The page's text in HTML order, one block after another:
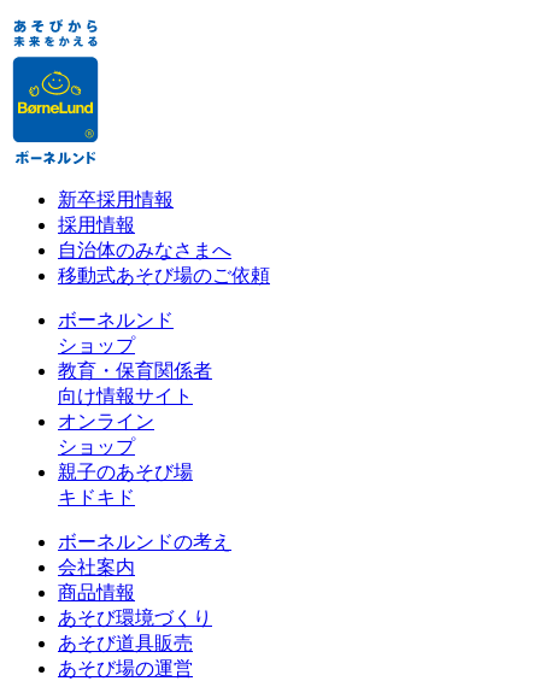
新卒採用情報
採用情報
自治体のみなさまへ
移動式あそび場のご依頼
ボーネルンド
ショップ
教育・保育関係者
向け情報サイト
オンライン
ショップ
親子のあそび場
キドキド
ボーネルンドの考え
会社案内
商品情報
あそび環境づくり
あそび道具販売
あそび場の運営